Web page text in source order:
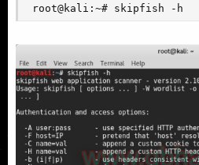
root@kali:~# skipfish -h